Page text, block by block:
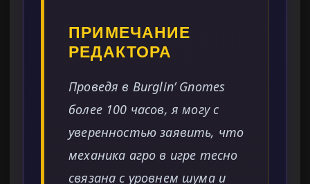
ПРИМЕЧАНИЕ
РЕДАКТОРА
Проведя в Burglin’ Gnomes
более 100 часов, я могу с
уверенностью заявить, что
механика агро в игре тесно
связана с уровнем шума и